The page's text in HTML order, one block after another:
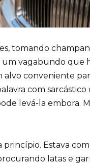
tomando
um vagabundo que
alvo conveniente
com
levá-la embora.
princípio. Estava
latas e